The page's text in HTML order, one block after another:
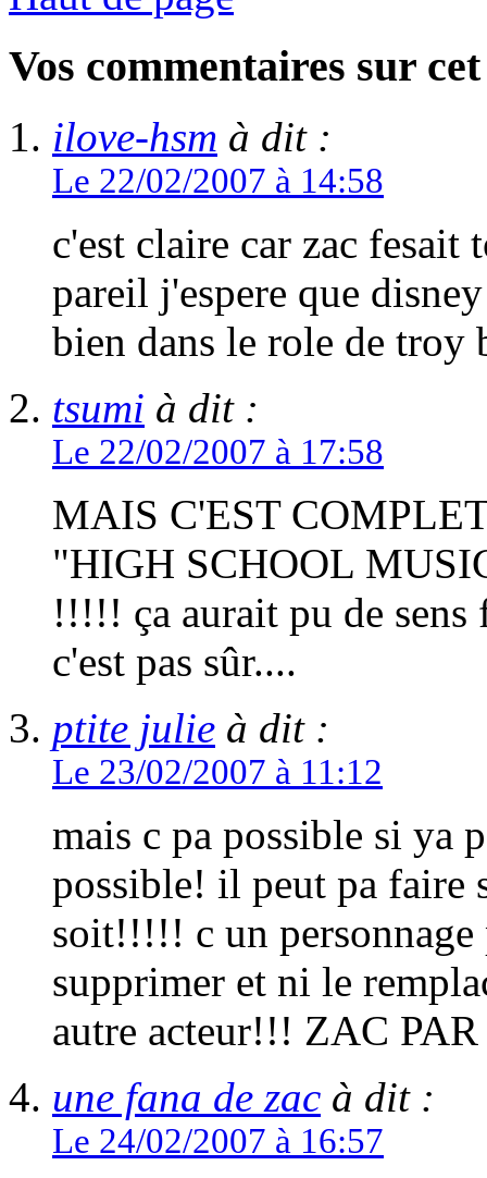
Vos commentaires sur
ilove-hsm à dit :
Le 22/02/2007 à 14:58
c'est claire car zac
pareil j'espere que
bien dans le role de troy
tsumi à dit :
Le 22/02/2007 à 17:58
MAIS C'EST
"HIGH SCHOOL
!!!!! ça aurait pu de
c'est pas sûr....
ptite julie à dit :
Le 23/02/2007 à 11:12
mais c pa possible si ya
possible! il peut pa
soit!!!!! c un
supprimer et ni le
autre acteur!!! ZAC
une fana de zac à dit :
Le 24/02/2007 à 16:57